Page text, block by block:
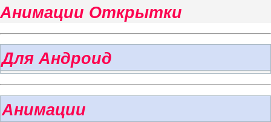
Анимации Открытки
Для Андроид
Анимации